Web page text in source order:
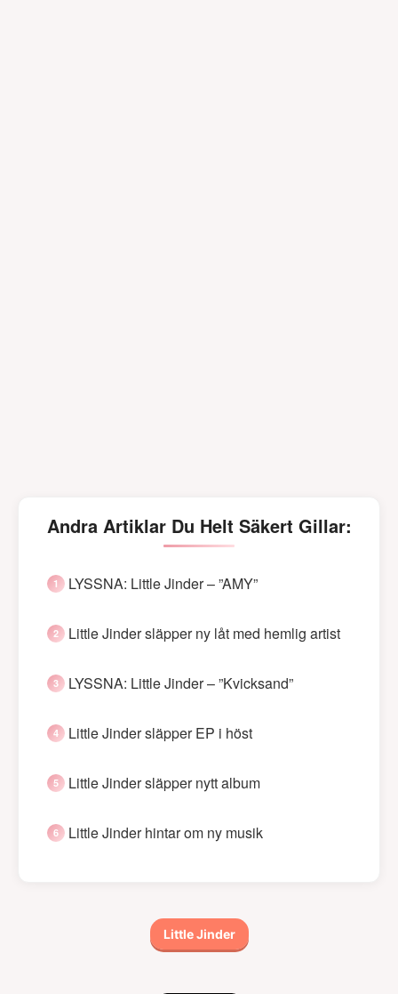
Andra Artiklar Du Helt Säkert Gillar:
LYSSNA: Little Jinder – ”AMY”
Little Jinder släpper ny låt med hemlig artist
LYSSNA: Little Jinder – ”Kvicksand”
Little Jinder släpper EP i höst
Little Jinder släpper nytt album
Little Jinder hintar om ny musik
Little Jinder